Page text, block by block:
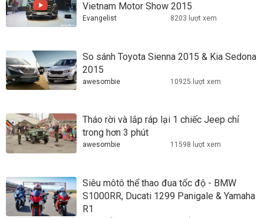
Vietnam Motor Show 2015
Evangelist 8203 lượt xem
So sánh Toyota Sienna 2015 & Kia Sedona
2015
awesombie 10925 lượt xem
Tháo rời và lắp ráp lại 1 chiếc Jeep chỉ
trong hơn 3 phút
awesombie 11598 lượt xem
Siêu môtô thể thao đua tốc độ - BMW
S1000RR, Ducati 1299 Panigale & Yamaha
R1